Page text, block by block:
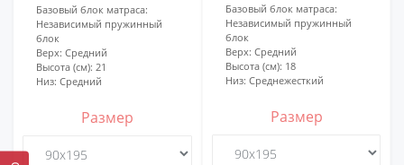
Базовый блок матраса:
Независимый пружинный
блок
Верх: Средний
Высота (см): 21
Низ: Средний
Размер
Базовый блок матраса:
Независимый пружинный
блок
Верх: Средний
Высота (см): 18
Низ: Среднежесткий
Размер